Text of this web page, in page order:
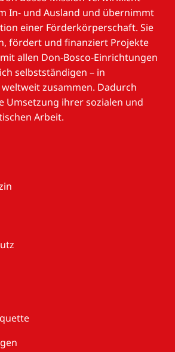
In- und Ausland und übernimmt
einer Förderkörperschaft. Sie
fördert und finanziert Projekte
allen Don-Bosco-Einrichtungen
selbstständigen – in
zusammen. Dadurch
Umsetzung ihrer sozialen und
Arbeit.